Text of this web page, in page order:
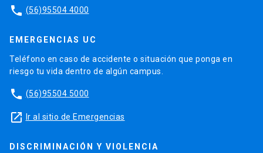
phone (56)95504 4000
EMERGENCIAS UC
Teléfono en caso de accidente o situación que ponga en
riesgo tu vida dentro de algún campus.
phone (56)95504 5000
launch Ir al sitio de Emergencias
DISCRIMINACIÓN Y VIOLENCIA